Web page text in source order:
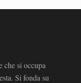
che si occupa
Si fonda su